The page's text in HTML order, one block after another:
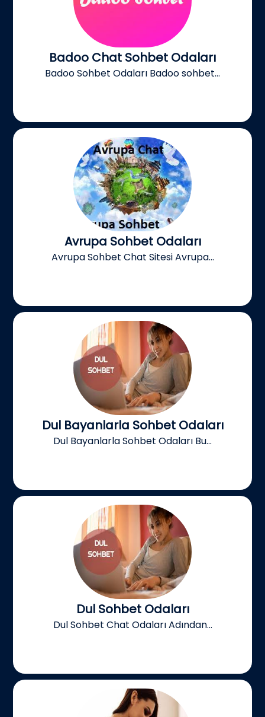
Badoo Chat Sohbet Odaları
Badoo Sohbet Odaları Badoo sohbet...
Avrupa Sohbet Odaları
Avrupa Sohbet Chat Sitesi Avrupa...
Dul Bayanlarla Sohbet Odaları
Dul Bayanlarla Sohbet Odaları Bu...
Dul Sohbet Odaları
Dul Sohbet Chat Odaları Adından...